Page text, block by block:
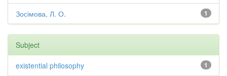
1
Зосімова, Л. О.
Subject
1
existential philosophy